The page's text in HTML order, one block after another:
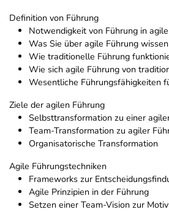
Definition von Führung
Notwendigkeit von Führung in
Was Sie über agile Führung
Wie traditionelle Führung
Wie sich agile Führung von
Wesentliche Führungsfähigkeiten
Ziele der agilen Führung
Selbsttransformation zu einer
Team-Transformation zu agiler
Organisatorische Transformation
Agile Führungstechniken
Frameworks zur
Agile Prinzipien in der Führung
Setzen einer Team-Vision zur